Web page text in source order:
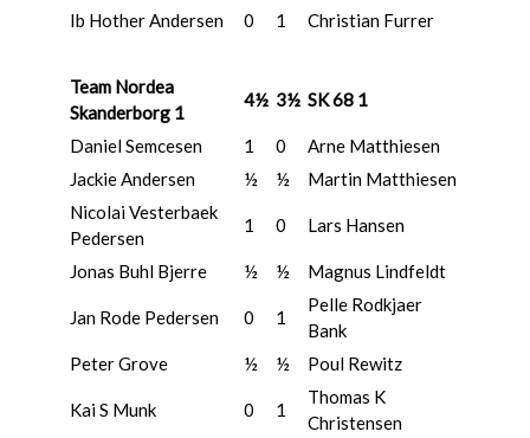
Ib Hother Andersen
0 1 Christian Furrer
Team Nordea
Skanderborg 1
4½ 3½ SK 68 1
Daniel Semcesen 1 0
Arne Matthiesen
Jackie Andersen
½ ½
Martin Matthiesen
Nicolai Vesterbaek
Pedersen
1 0 Lars Hansen
Jonas Buhl Bjerre ½ ½ Magnus Lindfeldt
Jan Rode Pedersen 0 1
Pelle Rodkjaer
Bank
Peter Grove
½ ½ Poul Rewitz
Kai S Munk 0 1
Thomas K
Christensen